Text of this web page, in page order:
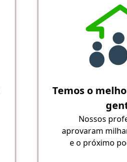
Temos o
Nossos
aprovaram
e o próximo